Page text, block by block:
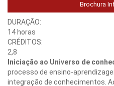
Brochura
DURAÇÃO:
14 horas
CRÉDITOS:
2,8
Iniciação ao Universo de
processo de ensino-
integração de conhecimentos.